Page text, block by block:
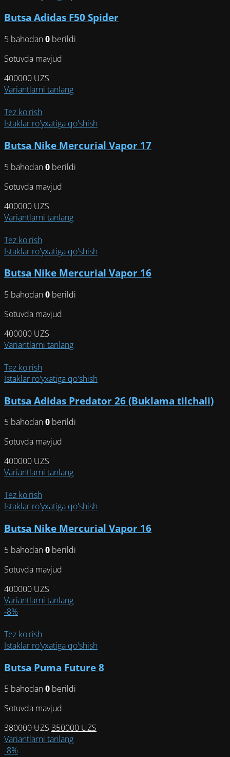
Опции
выбрать
Butsa Adidas F50 Spider
5 bahodan0 berildi
Sotuvda mavjud
400000 UZS
Variantlarni tanlangЭтот
несколько
Опции
выбрать
Tez ko'rish
Istaklar ro'yxatiga qo'shish
Butsa Nike Mercurial Vapor 17
5 bahodan0 berildi
Sotuvda mavjud
400000 UZS
Variantlarni tanlangЭтот
несколько
Опции
выбрать
Tez ko'rish
Istaklar ro'yxatiga qo'shish
Butsa Nike Mercurial Vapor 16
5 bahodan0 berildi
Sotuvda mavjud
400000 UZS
Variantlarni tanlangЭтот
несколько
Опции
выбрать
Tez ko'rish
Istaklar ro'yxatiga qo'shish
Butsa Adidas Predator 26 (Buklama tilchali)
5 bahodan0 berildi
Sotuvda mavjud
400000 UZS
Variantlarni tanlangЭтот
несколько
Опции
выбрать
Tez ko'rish
Istaklar ro'yxatiga qo'shish
Butsa Nike Mercurial Vapor 16
5 bahodan0 berildi
Sotuvda mavjud
400000 UZS
Variantlarni tanlangЭтот
вариаций.
можно
на
-8%
Tez ko'rish
Istaklar ro'yxatiga qo'shish
Butsa Puma Future 8
5 bahodan0 berildi
Sotuvda mavjud
380000UZS Первоначальная
цена
350000 UZS
Variantlarni tanlangЭтот
-8%